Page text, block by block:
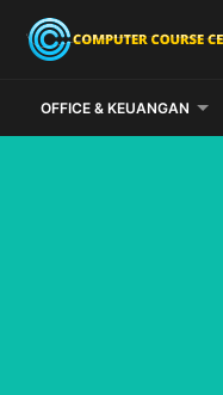
OFFICE & KEUANGAN